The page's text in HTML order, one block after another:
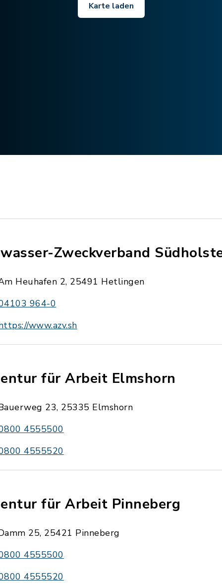
Karte laden
Zweckverband
Heuhafen 2, 25491 Hetlingen
964-0
www.azv.sh
für Arbeit Elmshorn
23, 25335 Elmshorn
4555500
4555520
für Arbeit Pinneberg
25, 25421 Pinneberg
4555500
4555520